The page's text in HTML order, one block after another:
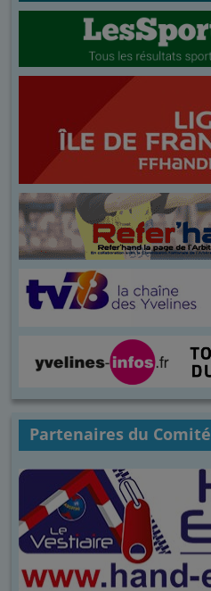
Partenaires du Comité